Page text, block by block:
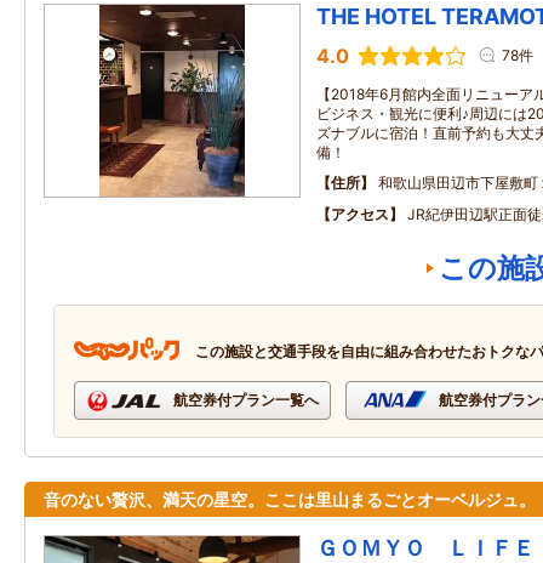
THE HOTEL
4.0 78件
【2018年6月館内全面リニュー
ビジネス・観光に便利♪周辺には
ズナブルに宿泊！直前予約も大丈
備！
住所
和歌山県田辺市下屋敷町
アクセス
JR紀伊田辺駅正面
この施
この施設と交通手段を自由に組み合わせたおトクな
航空券付プラン一覧へ 航空券付プラ
音のない贅沢、満天の星空。ここは里山まるごとオーベルジュ。
ＧＯＭＹＯ ＬＩＦ